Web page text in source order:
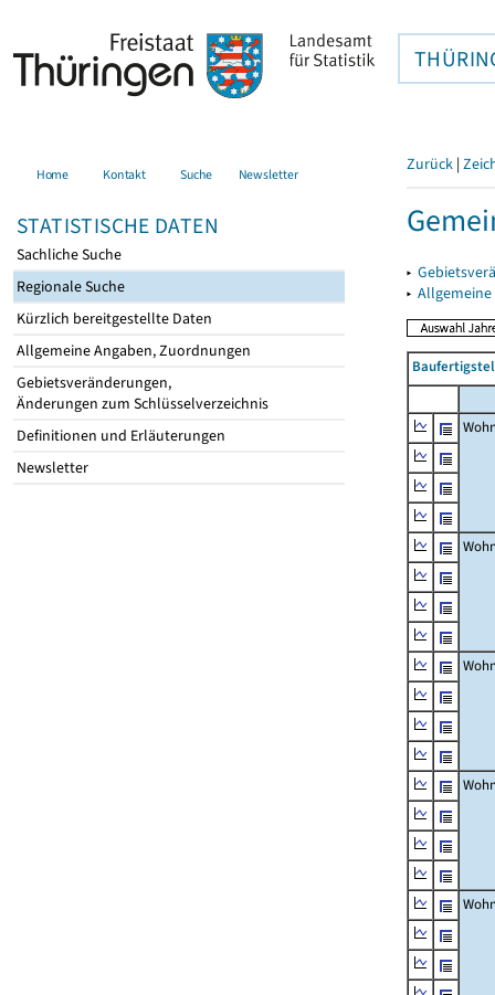
Home Kontakt Suche Newsletter
STATISTISCHE DATEN
Sachliche Suche
Regionale Suche
Kürzlich bereitgestellte Daten
Allgemeine Angaben, Zuordnungen
Gebietsveränderungen,
Änderungen zum Schlüsselverzeichnis
Definitionen und Erläuterungen
Newsletter
Zurück |
▸
▸